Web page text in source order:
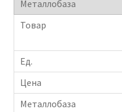
Заказ